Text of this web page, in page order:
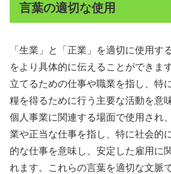
言葉の適切な使用
「生業」と「正業」を適切に使用す
をより具体的に伝えることができま
立てるための仕事や職業を指し、特
糧を得るために行う主要な活動を意
個人事業に関連する場面で使用され
業や正当な仕事を指し、特に社会的
的な仕事を意味し、安定した雇用に
れます。これらの言葉を適切な文脈